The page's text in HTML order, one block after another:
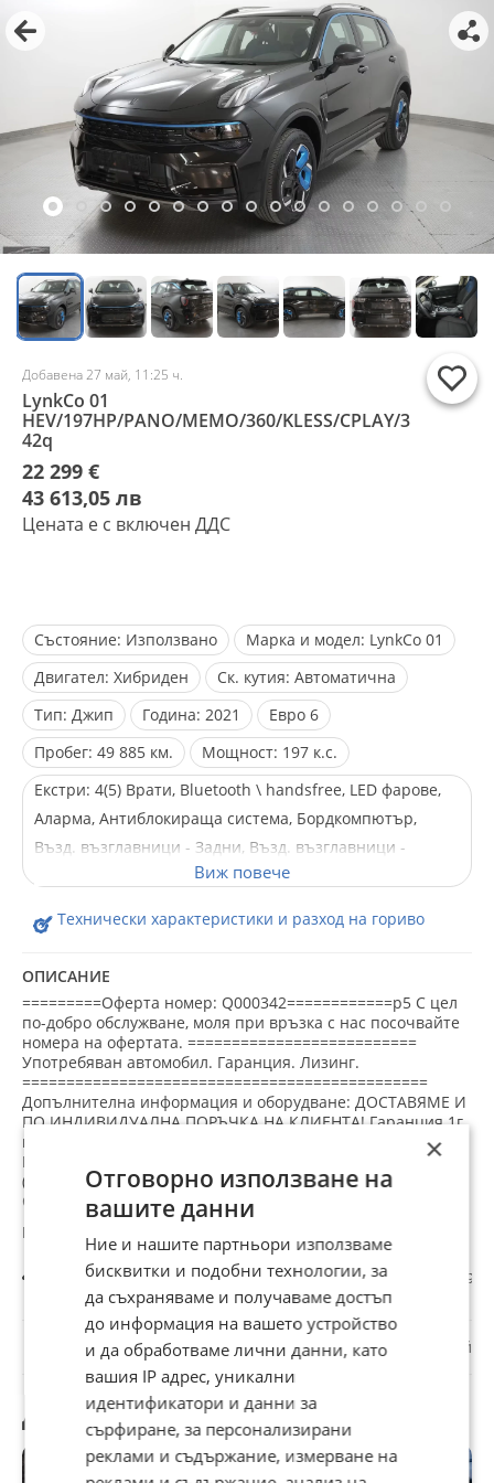
Добавена 27 май, 11:25 ч.
LynkCo 01
HEV/197HP/PANO/MEMO/360/KLESS/CPLAY/3
42q
22 299 €
43 613,05 лв
Цената е с включен ДДС
Състояние: Използвано Марка и модел: LynkCo 01
Двигател: Хибриден Ск. кутия: Автоматична
Тип: Джип Година: 2021 Евро 6
Пробег: 49 885 км. Мощност: 197 к.с.
Екстри: 4(5) Врати, Bluetooth \ handsfree, LED фарове,
Аларма, Антиблокираща система, Бордкомпютър,
Възд. възглавници - Задни, Възд. възглавници -
Предни, Възд. възглавници - Стран., Ел. Огледала, Ел.
стабилизиране, Климатроник, Кожен салон, Лети
люк, Парктроник, Подгряване на седалките, Автопилот,
Централно заключване
Технически характеристики и разход на гориво
ОПИСАНИЕ
=========Оферта номер: Q000342============p5 С цел
по-добро обслужване, моля при връзка с нас посочвайте
номера на офертата. ==========================
Употребяван автомобил. Гаранция. Лизинг.
==============================================
Допълнителна информация и оборудване: ДОСТАВЯМЕ И
ПО ИНДИВИДУАЛНА ПОРЪЧКА НА КЛИЕНТА! Гаранция 1г.
или 20, 000км. от нас. Описание на автомобила: ХИБРИД /
БЕНЗИН / ЕЛЕКТРОМОТОР 40 КВТ (145 КВТ) БЕЗ ПЛЪГ-ИН!
(САМОЗАРЕЖДАЩ СЕ) ДОБРЕ ПОДДЪРЖАН АВТОМОБИЛ
ОТ ПЪРВИЯ СОБСТВЕНИК ПОСЛЕДЕН СЕРВИЗ ПРИ 22 859
КМ НЕМСКИ АВТОМОБИЛ МЕТАЛИЧНО ЛАКИРАНЕ
KEYLESS GO БЕЗКЛЮЧОВА СИСТЕМА ЗА ЗАКЛЮЧВАНЕ И
СТАРТИРАНЕ 17-ИНЧОВИ LM ДЖАНТИ EURO 6d
АВТОМАТИК 7-СТЕПЕННА ДВОЙНО СЪЕДИНИТЕЛНА
КУТИЯ ТЕМПОМАТ ВКЛ. АДАПТИВЕН КРУИЗ КОНТРОЛ
(ACC) АВТ. РЕГУЛИРАНЕ НА РАЗСТОЯНИЕТО ДО ПРЕДНИЯ
АВТОМОБИЛ СПОРТЕН МУЛТИФУНКЦИОНАЛЕН КОЖЕН
ВОЛАН ПЪЛНО LED ОСВЕТЛЕНИЕ АССИСТЕНТ ЗА ДЪЛГИ
СВЕТЛИНИ (АВТ. ИЗКЛЮЧВАНЕ И ВКЛЮЧВАНЕ) ЕЛ.
СПОРТНО-КОМФОРТНИ СЕДАЛКИ С ЧАСТИЧНО КОЖНО
ПОКРИТИЕ ЧЕРНО / СИВО ОТОПЛЕНИЕ НА СЕДАЛКИТЕ
ФУНКЦИЯ ЗА ЗАПОМНЯНЕ ЗА ВОДАЧА ЕЛЕКТРИЧЕСКА
ЛЪМБЕНА ПОДКРЕПА ЗА ВОДАЧА СИСТЕМА ЗА
Всички обяви Авто Автомобили и джипове LynkCo 01 HEV/
☆
☆
☆ Докладвай
Другите търсят също
×
Отговорно използване на
вашите данни
Ние и нашите партньори използваме
бисквитки и подобни технологии, за
да съхраняваме и получаваме достъп
до информация на вашето устройство
и да обработваме лични данни, като
вашия IP адрес, уникални
идентификатори и данни за
сърфиране, за персонализирани
реклами и съдържание, измерване на